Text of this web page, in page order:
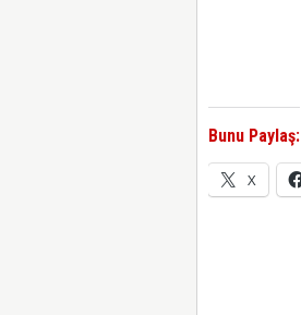
Bunu Paylaş:
X